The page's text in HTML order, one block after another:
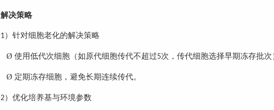
解决策略
1） 针对细胞老化的解决策略
Ø 使用低代次细胞（如原代细胞传代不超过5次，传代细胞选择早期冻存批次
Ø 定期冻存细胞，避免长期连续传代。
2） 优化培养基与环境参数